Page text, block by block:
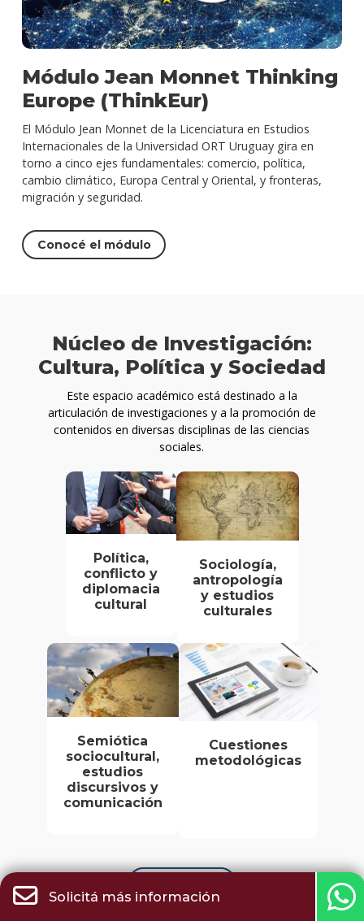
Módulo Jean Monnet Thinking
Europe (ThinkEur)
El Módulo Jean Monnet de la Licenciatura en Estudios
Internacionales de la Universidad ORT Uruguay gira en
torno a cinco ejes fundamentales: comercio, política,
cambio climático, Europa Central y Oriental, y fronteras,
migración y seguridad.
Conocé el módulo
Núcleo de Investigación:
Cultura, Política y Sociedad
Este espacio académico está destinado a la
articulación de investigaciones y a la promoción de
contenidos en diversas disciplinas de las ciencias
sociales.
Política,
conflicto y
diplomacia
cultural
Sociología,
antropología
y estudios
culturales
Semiótica
sociocultural,
estudios
discursivos y
comunicación
Cuestiones
metodológicas
Solicitá más información